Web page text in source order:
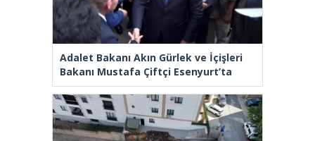
Adalet Bakanı Akın Gürlek ve İçişleri
Bakanı Mustafa Çiftçi Esenyurt’ta